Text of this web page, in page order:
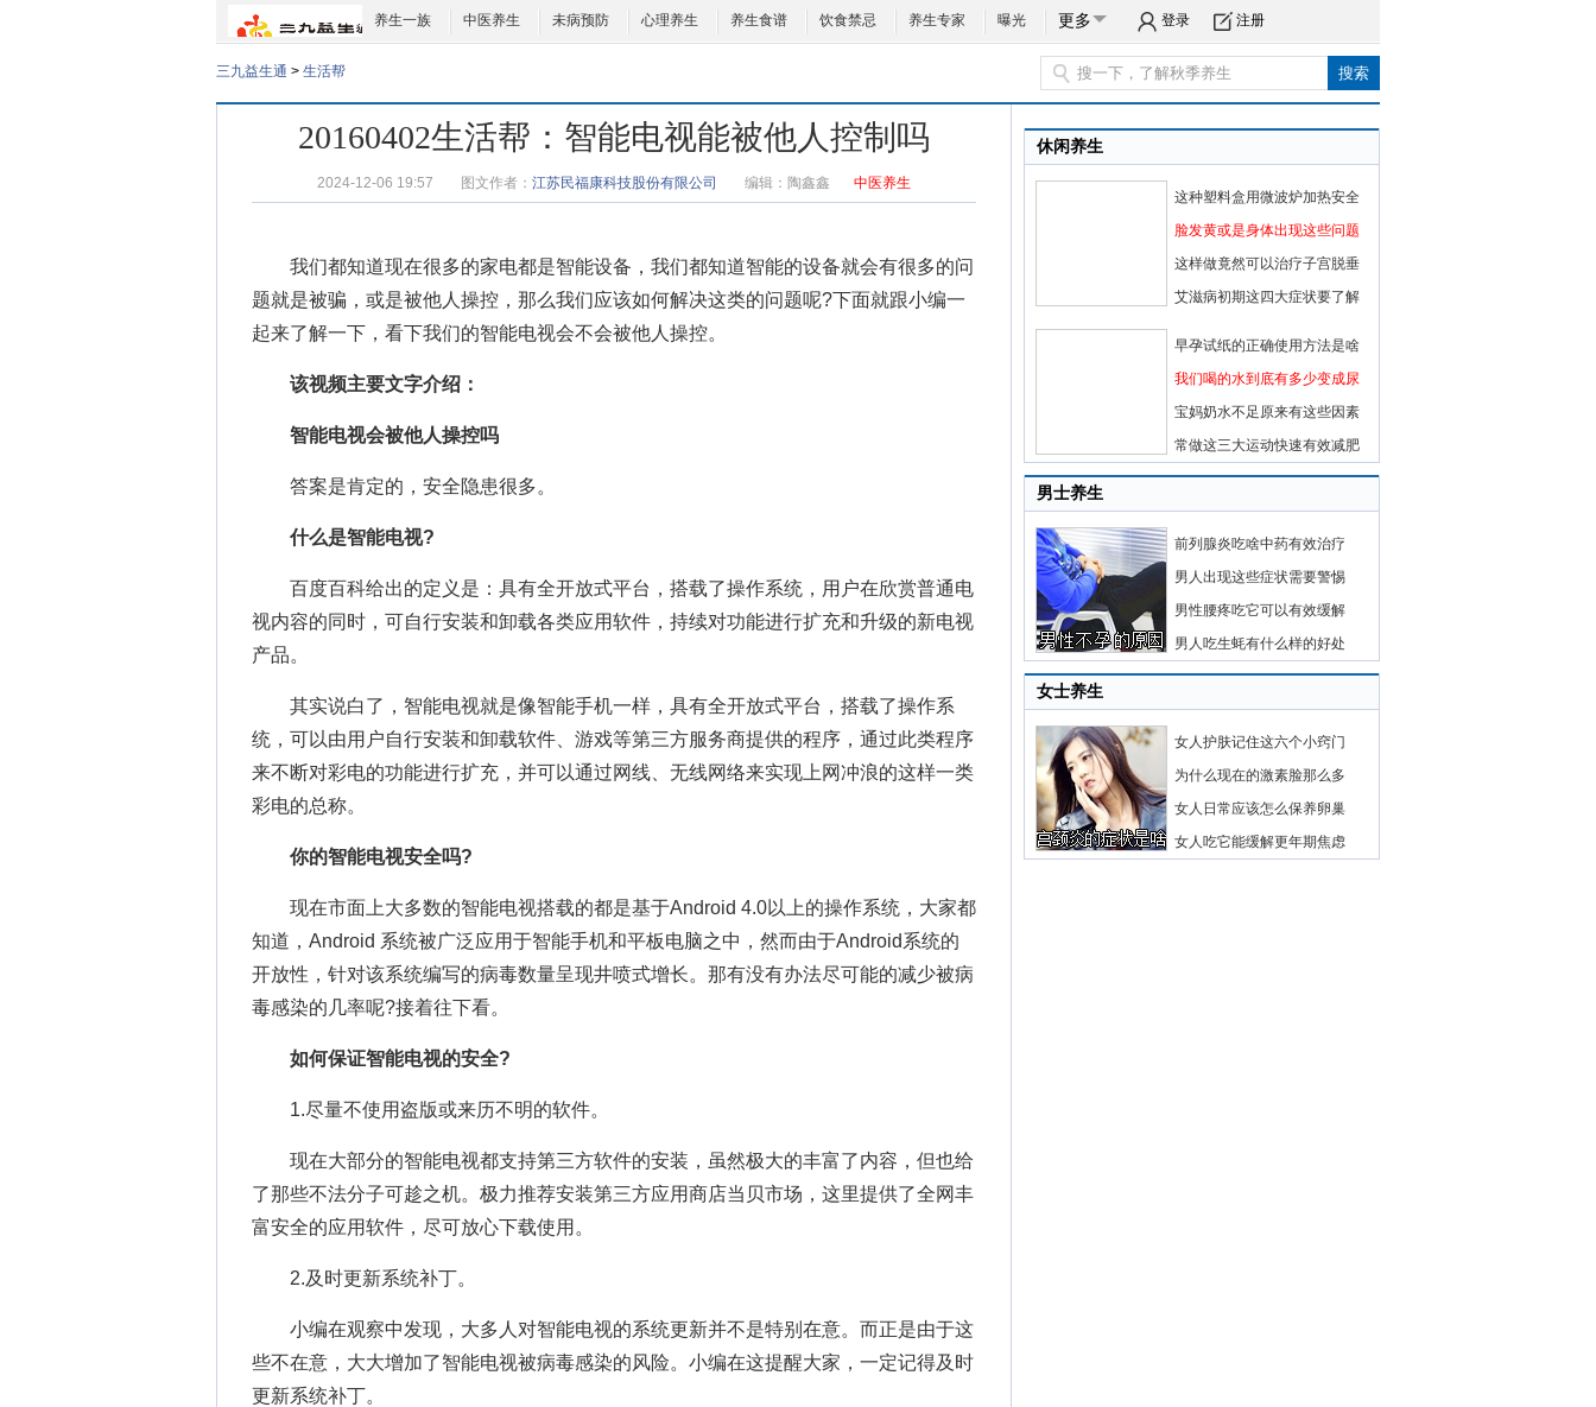
养生一族 中医养生 未病预防 心理养生 养生食谱 饮食禁忌 养生专家 曝光 更多 登录 注册
三九益生通 > 生活帮
20160402生活帮：智能电视能被他人控制吗
2024-12-06 19:57 图文作者： 江苏民福康科技股份有限公司 编辑： 陶鑫鑫 中医养生
我们都知道现在很多的家电都是智能设备，我们都知道智能的设备就会有很多的问
题就是被骗，或是被他人操控，那么我们应该如何解决这类的问题呢?下面就跟小编一
起来了解一下，看下我们的智能电视会不会被他人操控。
该视频主要文字介绍：
智能电视会被他人操控吗
答案是肯定的，安全隐患很多。
什么是智能电视?
百度百科给出的定义是：具有全开放式平台，搭载了操作系统，用户在欣赏普通电
视内容的同时，可自行安装和卸载各类应用软件，持续对功能进行扩充和升级的新电视
产品。
其实说白了，智能电视就是像智能手机一样，具有全开放式平台，搭载了操作系
统，可以由用户自行安装和卸载软件、游戏等第三方服务商提供的程序，通过此类程序
来不断对彩电的功能进行扩充，并可以通过网线、无线网络来实现上网冲浪的这样一类
彩电的总称。
你的智能电视安全吗?
现在市面上大多数的智能电视搭载的都是基于Android 4.0以上的操作系统，大家都
知道，Android 系统被广泛应用于智能手机和平板电脑之中，然而由于Android系统的
开放性，针对该系统编写的病毒数量呈现井喷式增长。那有没有办法尽可能的减少被病
毒感染的几率呢?接着往下看。
如何保证智能电视的安全?
1.尽量不使用盗版或来历不明的软件。
现在大部分的智能电视都支持第三方软件的安装，虽然极大的丰富了内容，但也给
了那些不法分子可趁之机。极力推荐安装第三方应用商店当贝市场，这里提供了全网丰
富安全的应用软件，尽可放心下载使用。
2.及时更新系统补丁。
小编在观察中发现，大多人对智能电视的系统更新并不是特别在意。而正是由于这
些不在意，大大增加了智能电视被病毒感染的风险。小编在这提醒大家，一定记得及时
更新系统补丁。
休闲养生
这种塑料盒用微波炉加热安全
脸发黄或是身体出现这些问题
这样做竟然可以治疗子宫脱垂
艾滋病初期这四大症状要了解
早孕试纸的正确使用方法是啥
我们喝的水到底有多少变成尿
宝妈奶水不足原来有这些因素
常做这三大运动快速有效减肥
男士养生
前列腺炎吃啥中药有效治疗
男人出现这些症状需要警惕
男性腰疼吃它可以有效缓解
男人吃生蚝有什么样的好处
女士养生
女人护肤记住这六个小窍门
为什么现在的激素脸那么多
女人日常应该怎么保养卵巢
女人吃它能缓解更年期焦虑